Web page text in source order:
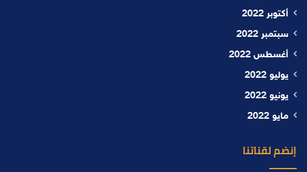
أكتوبر 2022
سبتمبر 2022
أغسطس 2022
يوليو 2022
يونيو 2022
مايو 2022
إنضم لقناتنا